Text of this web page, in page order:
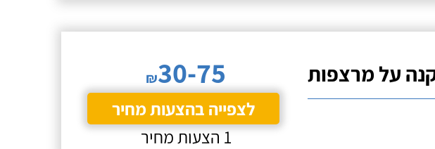
על מרצפות ₪30-75
לצפייה בהצעות מחיר
1 הצעות מחיר